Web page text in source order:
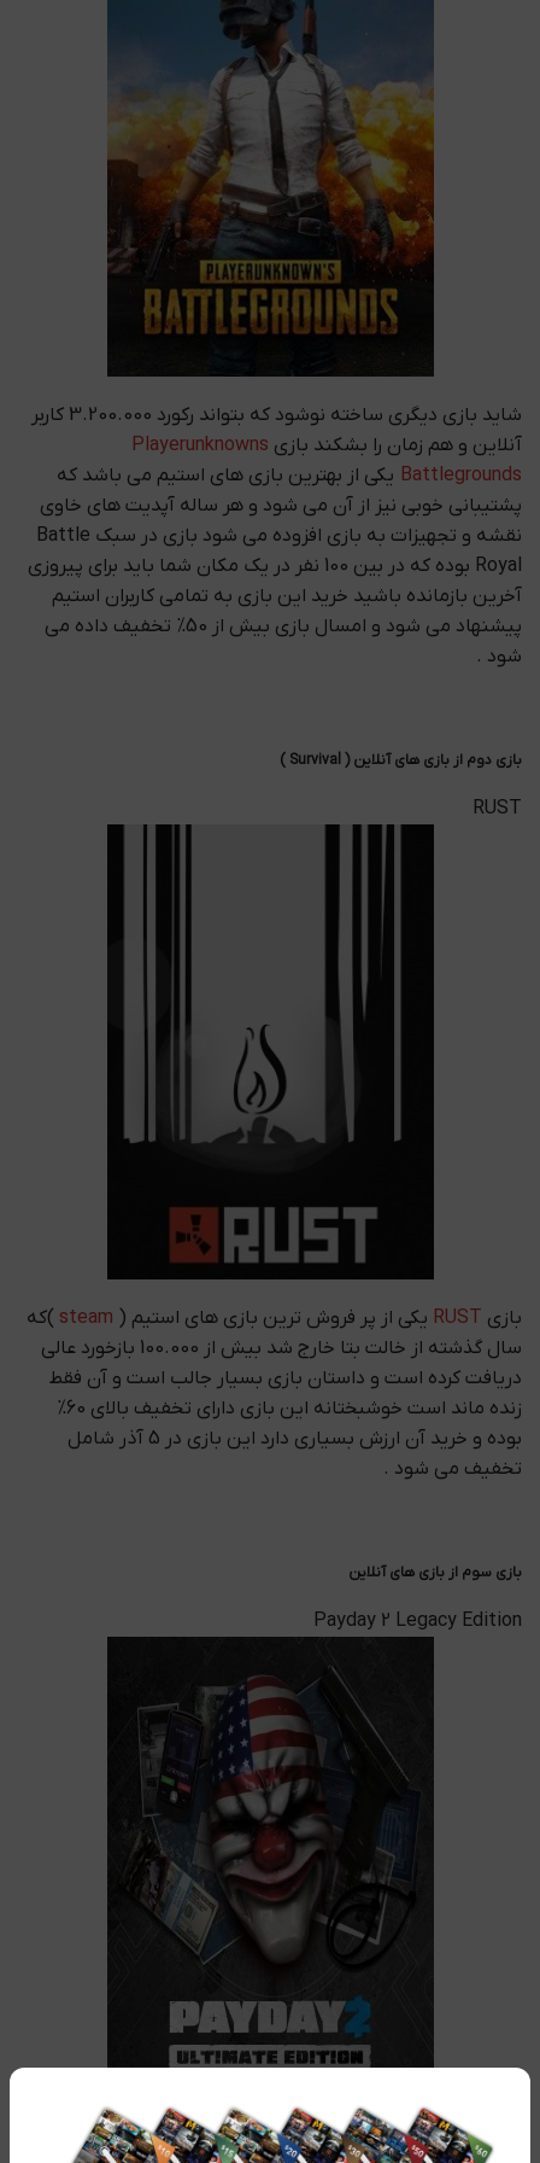
شاید بازی دیگری ساخته نوشود که بتواند رکورد 3.200.000 کاربر
آنلاین و هم زمان را بشکند بازی Playerunknowns
Battlegrounds یکی از بهترین بازی های استیم می باشد که
پشتیبانی خوبی نیز از آن می شود و هر ساله آپدیت های خاوی
نقشه و تجهیزات به بازی افزوده می شود بازی در سبک Battle
Royal بوده که در بین 100 نفر در یک مکان شما باید برای پیروزی
آخرین بازمانده باشید خرید این بازی به تمامی کاربران استیم
پیشنهاد می شود و امسال بازی بیش از 50% تخفیف داده می
شود .
بازی دوم از بازی های آنلاین ( Survival )
RUST
بازی RUST یکی از پر فروش ترین بازی های استیم ( steam )که
سال گذشته از خالت بتا خارج شد بیش از 100.000 بازخورد عالی
دریافت کرده است و داستان بازی بسیار جالب است و آن فقط
زنده ماند است خوشبختانه این بازی دارای تخفیف بالای 60%
بوده و خرید آن ارزش بسیاری دارد این بازی در 5 آذر شامل
تخفیف می شود .
بازی سوم از بازی های آنلاین
Payday 2 Legacy Edition
با بیش از 240.000 بازخورد مثبت و ده ها دی ال سی ارزشمند